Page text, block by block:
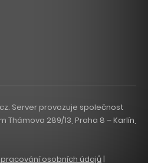
Server provozuje společnost
Thámova 289/13, Praha 8 – Karlín,
osobních údajů|